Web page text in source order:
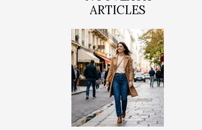
ARTICLES